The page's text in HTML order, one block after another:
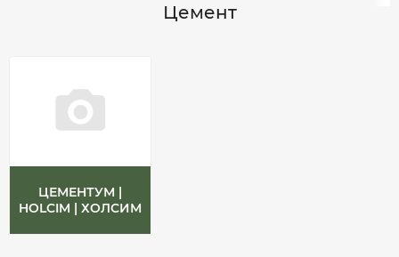
Цемент
ЦЕМЕНТУМ |
HOLCIM | ХОЛСИМ